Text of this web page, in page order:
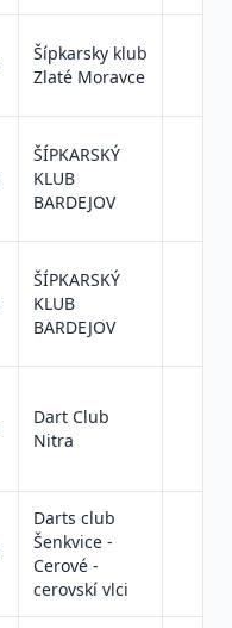
Šípkarsky klub
Zlaté Moravce
ŠÍPKARSKÝ
KLUB
BARDEJOV
ŠÍPKARSKÝ
KLUB
BARDEJOV
Dart Club
Nitra
Darts club
Šenkvice -
Cerové -
cerovskí vlci